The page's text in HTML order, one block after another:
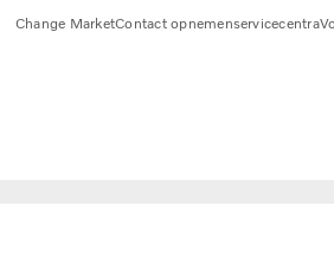
Change MarketContact opnemenservicecentra